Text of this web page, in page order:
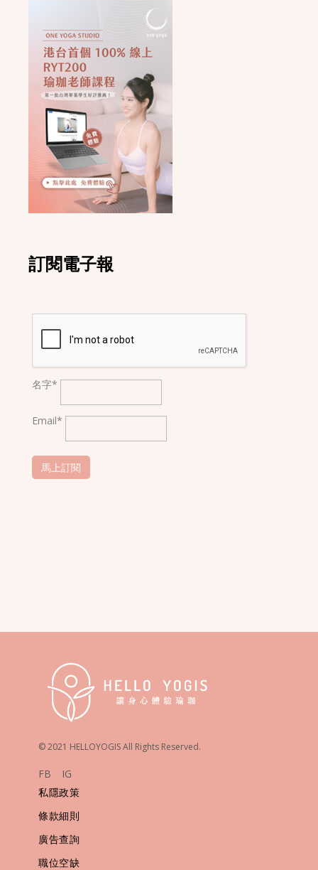
訂閱電子報
名字*
Email*
© 2021 HELLOYOGIS All Rights Reserved.
FB
IG
私隱政策
條款細則
廣告查詢
職位空缺